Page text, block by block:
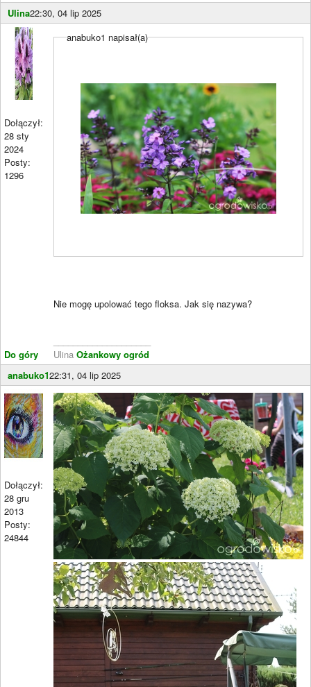
Ulina22:30, 04 lip 2025
Dołączył:
28 sty
2024
Posty:
1296
Do góry
anabuko1 napisał(a)
Nie mogę upolować tego floksa. Jak się nazywa?
Ulina Ożankowy ogród
anabuko122:31, 04 lip 2025
Dołączył:
28 gru
2013
Posty:
24844